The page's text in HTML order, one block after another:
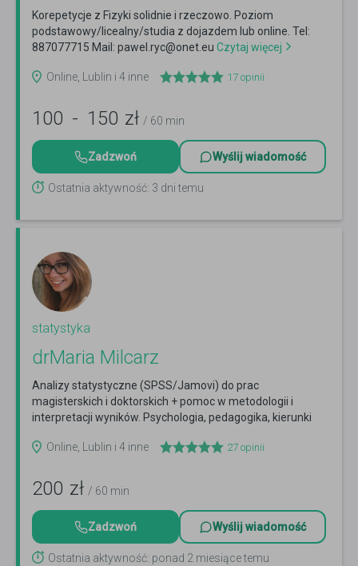
Korepetycje z Fizyki solidnie i rzeczowo. Poziom
podstawowy/licealny/studia z dojazdem lub online. Tel:
887077715 Mail: pawel.ryc@onet.eu Czytaj więcej
Online, Lublin i 4 inne 17 opinii
100 - 150 zł / 60 min
Zadzwoń Wyślij wiadomość
Ostatnia aktywność: 3 dni temu
statystyka
drMaria Milcarz
Analizy statystyczne (SPSS/Jamovi) do prac
magisterskich i doktorskich + pomoc w metodologii i
interpretacji wyników. Psychologia, pedagogika, kierunki
Online, Lublin i 4 inne
27 opinii
200 zł / 60 min
Zadzwoń Wyślij wiadomość
Ostatnia aktywność: ponad 2 miesiące temu